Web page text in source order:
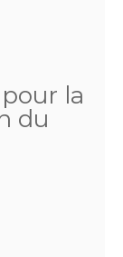
la
du